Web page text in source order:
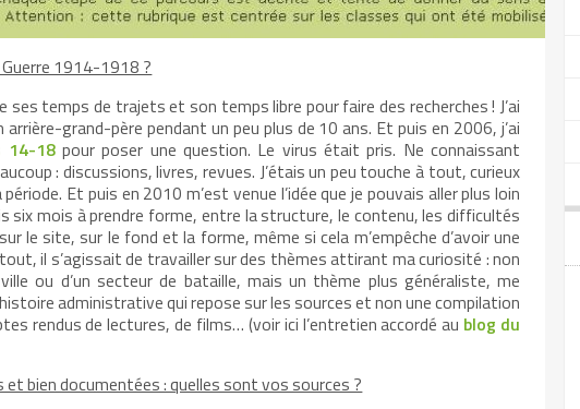
1914-1918 ?
ses temps de trajets et son temps libre pour faire des recherches ! J’ai
grand-père pendant un peu plus de 10 ans. Et puis en 2006, j’ai
14-18pour poser une question. Le virus était pris. Ne connaissant
: discussions, livres, revues. J’étais un peu touche à tout, curieux
Et puis en 2010 m’est venue l’idée que je pouvais aller plus loin
six mois à prendre forme, entre la structure, le contenu, les difficultés
le site, sur le fond et la forme, même si cela m’empêche d’avoir une
il s’agissait de travailler sur des thèmes attirant ma curiosité : non
ou d’un secteur de bataille, mais un thème plus généraliste, me
administrative qui repose sur les sources et non une compilation
rendus de lectures, de films… (voir ici l’entretien accordé au blog du
bien documentées : quelles sont vos sources ?